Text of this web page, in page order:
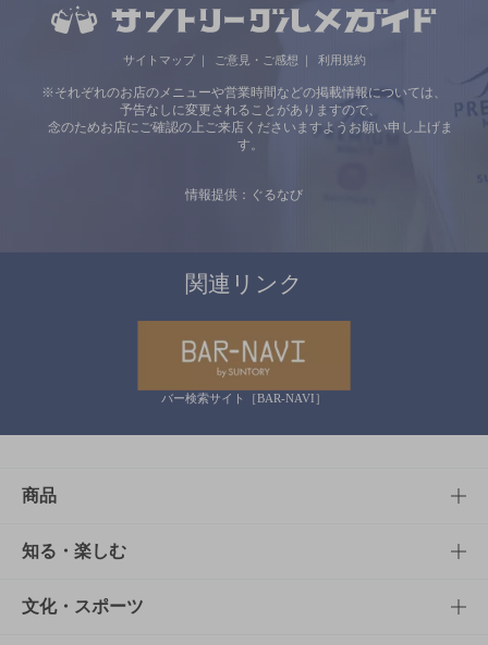
サイトマップ ご意見・ご感想 利用規約
※それぞれのお店のメニューや営業時間などの掲載情報については、
予告なしに変更されることがありますので、
念のためお店にご確認の上ご来店くださいますようお願い申し上げま
す。
情報提供：ぐるなび
関連リンク
バー検索サイト［BAR-NAVI］
商品
商品TOP
商品一覧
知る・楽しむ
知る・楽しむTOP
文化・スポーツ